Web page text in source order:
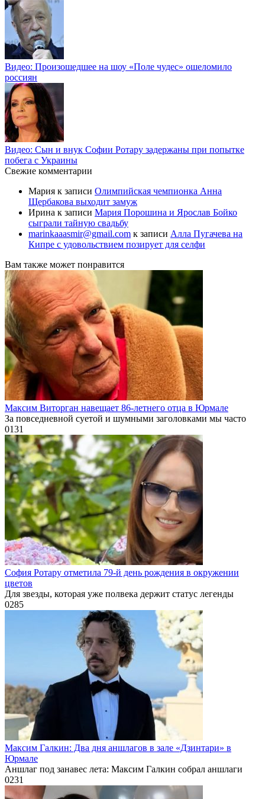
Видео: Произошедшее на шоу «Поле чудес» ошеломило
россиян
Видео: Сын и внук Софии Ротару задержаны при попытке
побега с Украины
Свежие комментарии
Мария к записи Олимпийская чемпионка Анна
Щербакова выходит замуж
Ирина к записи Мария Порошина и Ярослав Бойко
сыграли тайную свадьбу
marinkaaasmir@gmail.com к записи Алла Пугачева на
Кипре с удовольствием позирует для селфи
Вам также может понравится
Максим Виторган навещает 86-летнего отца в Юрмале
За повседневной суетой и шумными заголовками мы часто
0131
София Ротару отметила 79-й день рождения в окружении
цветов
Для звезды, которая уже полвека держит статус легенды
0285
Максим Галкин: Два дня аншлагов в зале «Дзинтари» в
Юрмале
Аншлаг под занавес лета: Максим Галкин собрал аншлаги
0231